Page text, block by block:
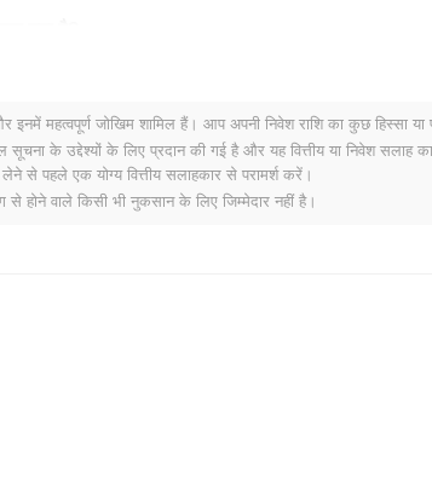
नीचे कारोबार कर रहा है .
WorldLand कैसा प्रदर्शन कर रहा है?
इनमें महत्वपूर्ण जोखिम शामिल हैं। आप अपनी निवेश राशि का कुछ हिस्सा
के उद्देश्यों के लिए प्रदान की गई है और यह वित्तीय या निवेश सलाह
से पहले एक योग्य वित्तीय सलाहकार से परामर्श करें।
होने वाले किसी भी नुकसान के लिए जिम्मेदार नहीं है।